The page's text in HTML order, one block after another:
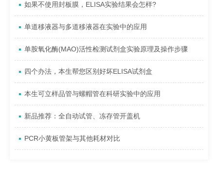
如果不使用封板膜，ELISA实验结果会怎样?
单道移液器与多道移液器在实验中的应用
单胺氧化酶(MAO)活性检测试剂盒实验原理及操作步骤
四个办法，本生帮您区别好坏ELISA试剂盒
本生可立样品管与螺帽管在科研实验中的应用
新品推荐：全自动试管、冻存管开盖机
PCR小黄板管架与其他耗材对比